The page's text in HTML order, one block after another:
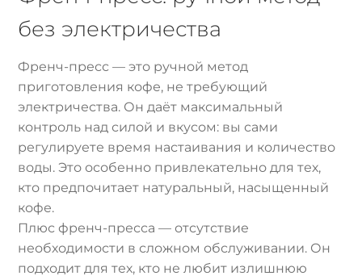
без электричества
Френч-пресс — это ручной метод
приготовления кофе, не требующий
электричества. Он даёт максимальный
контроль над силой и вкусом: вы сами
регулируете время настаивания и количество
воды. Это особенно привлекательно для тех,
кто предпочитает натуральный, насыщенный
кофе.
Плюс френч-пресса — отсутствие
необходимости в сложном обслуживании. Он
подходит для тех, кто не любит излишнюю